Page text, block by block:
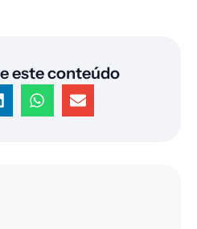
este conteúdo